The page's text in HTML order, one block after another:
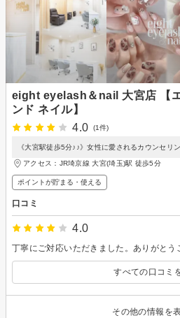
eight eyelash＆nail 大宮店 【
ンド ネイル】
4.0
(1件)
《大宮駅徒歩5分♪♪》女性に愛されるカウンセリ
アクセス：JR埼京線 大宮(埼玉)駅 徒歩5分
ポイントが貯まる・使える
口コミ
4.0
丁寧にご対応いただきました。ありがとう
すべての口コミ
その他の情報を